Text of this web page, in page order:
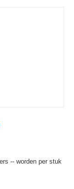
-- worden per stuk